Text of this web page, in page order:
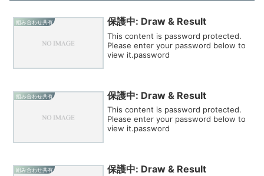
組み合わせ共有 保護中: Draw & Result
This content is password protected.
Please enter your password below to
view it.password
組み合わせ共有 保護中: Draw & Result
This content is password protected.
Please enter your password below to
view it.password
組み合わせ共有 保護中: Draw & Result